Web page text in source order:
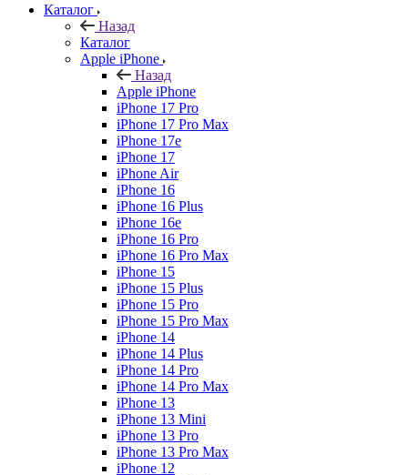
Каталог
Назад
Каталог
Apple iPhone
Назад
Apple iPhone
iPhone 17 Pro
iPhone 17 Pro Max
iPhone 17e
iPhone 17
iPhone Air
iPhone 16
iPhone 16 Plus
iPhone 16e
iPhone 16 Pro
iPhone 16 Pro Max
iPhone 15
iPhone 15 Plus
iPhone 15 Pro
iPhone 15 Pro Max
iPhone 14
iPhone 14 Plus
iPhone 14 Pro
iPhone 14 Pro Max
iPhone 13
iPhone 13 Mini
iPhone 13 Pro
iPhone 13 Pro Max
iPhone 12